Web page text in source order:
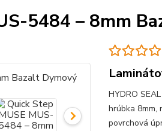
5484 – 8mm
HYDRO
hrúbka 8mm,
povrchová